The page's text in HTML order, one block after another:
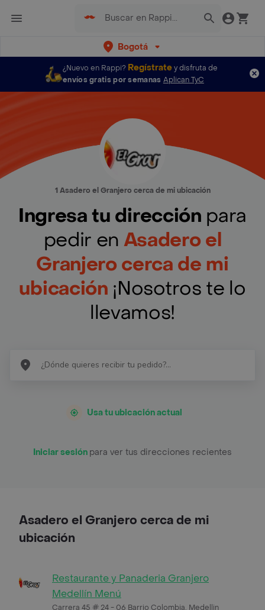
Bogotá
¿Nuevo en Rappi? Regístratey disfruta de
envíos gratis por semanas Aplican TyC
1 Asadero el Granjero cerca de mi ubicación
Ingresa tu dirección para
pedir en Asadero el
Granjero cerca de mi
ubicación ¡Nosotros te lo
llevamos!
Usa tu ubicación actual
Iniciar sesión para ver tus direcciones recientes
Asadero el Granjero cerca de mi
ubicación
Restaurante y Panaderia Granjero
Medellín Menú
Carrera 45 # 24 - 06 Barrio Colombia, Medellin